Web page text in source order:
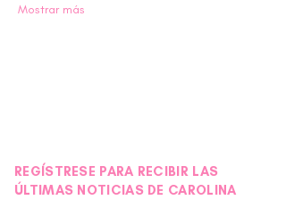
Mostrar más
REGÍSTRESE PARA RECIBIR LAS
ÚLTIMAS NOTICIAS DE CAROLINA